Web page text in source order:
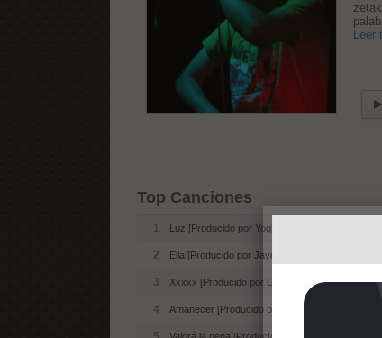
Leer
Top Canciones
1 Luz [Producido por Yogic]
2 Ella [Producido por Jayder]
3 Xxxxx [Producido por Outspoken]
4 Amanecer [Producido por Yogic]